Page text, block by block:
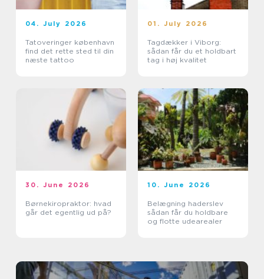
04. July 2026
Tatoveringer københavn
find det rette sted til din
næste tattoo
01. July 2026
Tagdækker i Viborg:
sådan får du et holdbart
tag i høj kvalitet
30. June 2026
Børnekiropraktor: hvad
går det egentlig ud på?
10. June 2026
Belægning haderslev
sådan får du holdbare
og flotte udearealer